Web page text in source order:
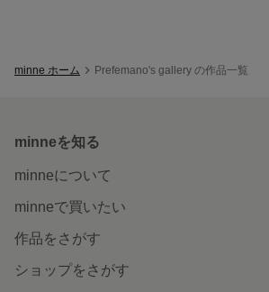
minne ホーム Prefemano's gallery の作品一覧
minneを知る
minneについて
minneで買いたい
作品をさがす
ショップをさがす